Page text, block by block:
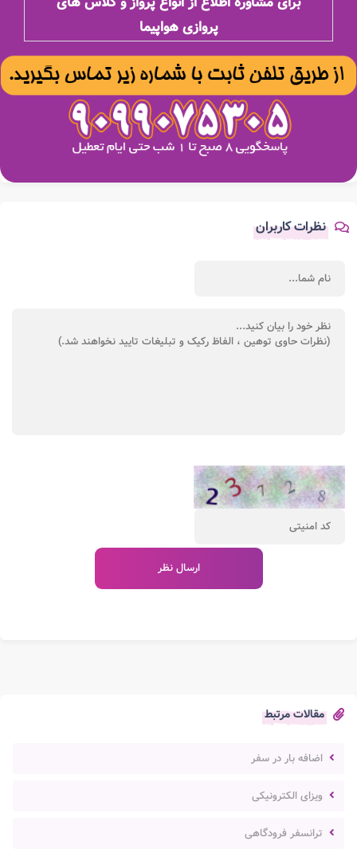
مقالات مرتبط
اضافه بار در سفر
ویزای الکترونیکی
ترانسفر فرودگاهی
پروازی هواپیما
نظرات کاربران